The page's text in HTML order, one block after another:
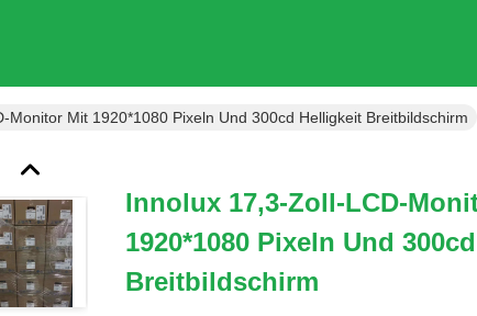
Monitor Mit 1920*1080 Pixeln Und 300cd Helligkeit Breitbildschirm
Innolux 17,3-Zoll-LCD-
1920*1080 Pixeln Und
Breitbildschirm